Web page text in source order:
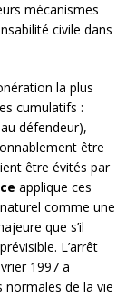
mécanismes
civile dans
la plus
cumulatifs :
défendeur),
être
être évités par
applique ces
comme une
que s’il
L’arrêt
1997 a
normales de la vie